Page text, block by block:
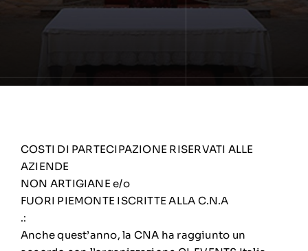
COSTI DI PARTECIPAZIONE RISERVATI ALLE
AZIENDE
NON ARTIGIANE e/o
FUORI PIEMONTE ISCRITTE ALLA C.N.A
.:
Anche quest’anno, la CNA ha raggiunto un